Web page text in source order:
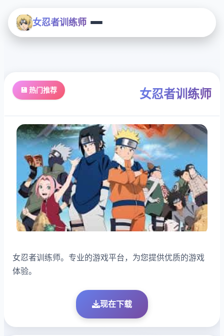
女忍者训练师
💾 热门推荐 女忍者训练师
女忍者训练师。专业的游戏平台，为您提供优质的游戏
体验。
现在下载